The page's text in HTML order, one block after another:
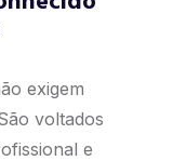
exigem
voltados
e